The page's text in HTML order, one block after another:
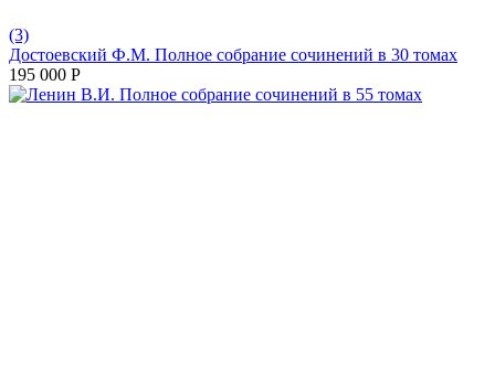
(3)
Достоевский Ф.М. Полное собрание сочинений в 30 томах
195 000 Р